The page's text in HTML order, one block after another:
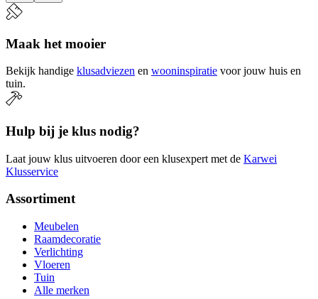
Maak het mooier
Bekijk handige klusadviezen en wooninspiratie voor jouw huis en
tuin.
Hulp bij je klus nodig?
Laat jouw klus uitvoeren door een klusexpert met de Karwei
Klusservice
Assortiment
Meubelen
Raamdecoratie
Verlichting
Vloeren
Tuin
Alle merken